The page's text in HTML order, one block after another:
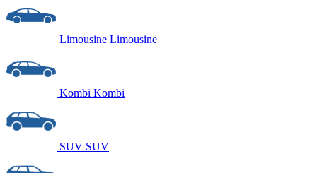
Limousine Limousine
Kombi Kombi
SUV SUV